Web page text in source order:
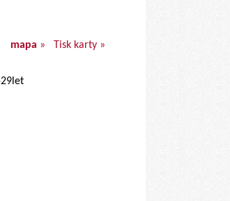
mapa »
Tisk karty »